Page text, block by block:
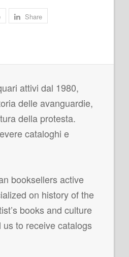
Share
attivi dal 1980,
delle avanguardie,
della protesta.
cataloghi e
booksellers active
on history of the
books and culture
to receive catalogs